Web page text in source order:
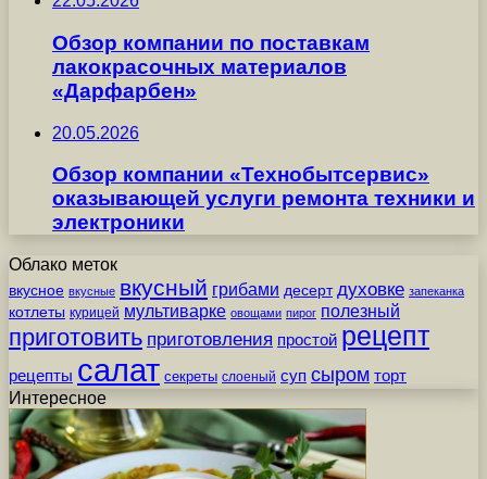
Обзор компании по поставкам
лакокрасочных материалов
«Дарфарбен»
20.05.2026
Обзор компании «Технобытсервис»
оказывающей услуги ремонта техники и
электроники
Облако меток
вкусное вкусные вкусный грибами десерт духовке запеканка
котлеты курицей мультиварке овощами пирог полезный
приготовить приготовления простой рецепт
рецепты салат секреты слоеный суп сыром торт
Интересное